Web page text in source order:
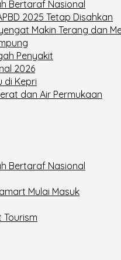
Bertaraf Nasional
2025 Tetap Disahkan
Makin Terang dan
Penyakit
2026
di Kepri
dan Air Permukaan
Bertaraf Nasional
Mulai Masuk